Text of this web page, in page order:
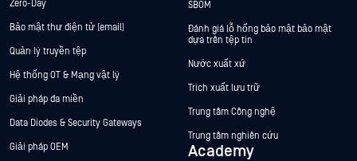
Zero-Day
Bảo mật thư điện tử (email)
Quản lý truyền tệp
Hệ thống OT & Mạng vật lý
Giải pháp đa miền
Data Diodes & Security Gateways
Giải pháp OEM
SBOM
Đánh giá lỗ hổng bảo mật bảo mật
dựa trên tệp tin
Nước xuất xứ
Trích xuất lưu trữ
Trung tâm Công nghệ
Trung tâm nghiên cứu
Academy